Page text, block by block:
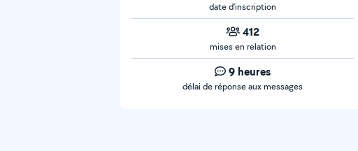
date d’inscription
412
mises en relation
9 heures
délai de réponse aux messages